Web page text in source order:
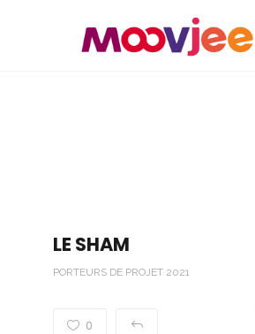
LE SHAM
PORTEURS DE PROJET 2021
0